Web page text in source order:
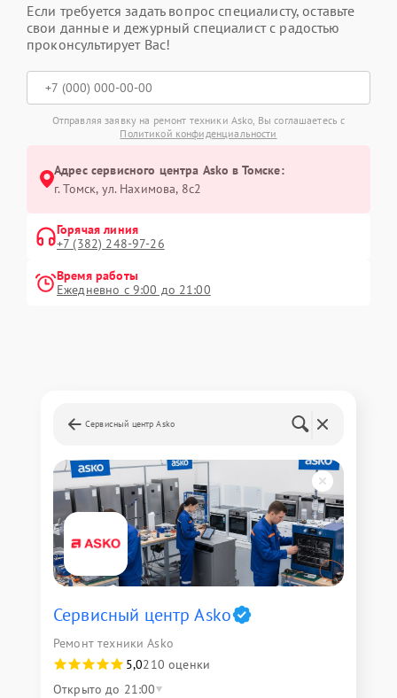
Если требуется задать вопрос специалисту, оставьте
свои данные и дежурный специалист с радостью
проконсультирует Вас!
Отправляя заявку на ремонт техники Asko, Вы соглашаетесь с
Политикой конфиденциальности
Адрес сервисного центра Asko в Томске:
г. Томск, ул. Нахимова, 8с2
Горячая линия
+7 (382) 248-97-26
Время работы
Ежедневно с 9:00 до 21:00
Сервисный центр Asko
Сервисный центр Asko
Ремонт техники Asko
5,0210 оценки
Открыто до 21:00